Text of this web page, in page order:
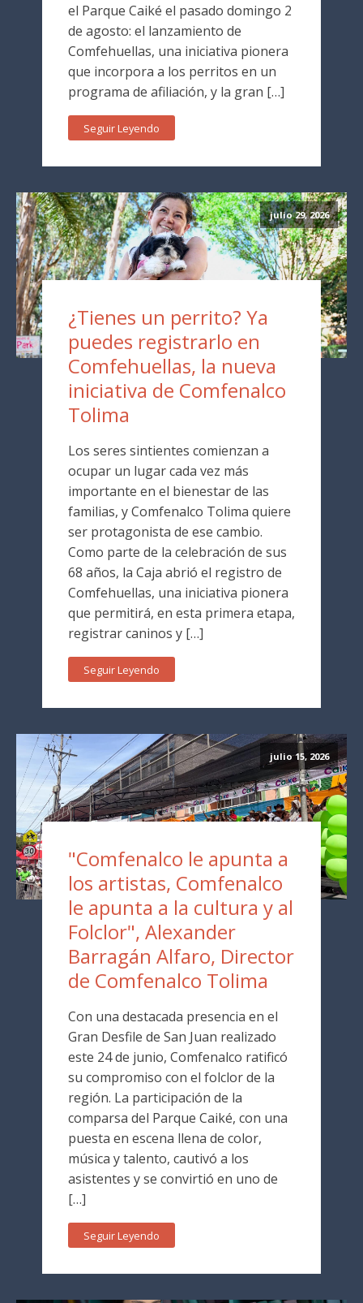
el Parque Caiké el pasado domingo 2
de agosto: el lanzamiento de
Comfehuellas, una iniciativa pionera
que incorpora a los perritos en un
programa de afiliación, y la gran […]
Seguir Leyendo
julio 29, 2026
¿Tienes un perrito? Ya
puedes registrarlo en
Comfehuellas, la nueva
iniciativa de Comfenalco
Tolima
Los seres sintientes comienzan a
ocupar un lugar cada vez más
importante en el bienestar de las
familias, y Comfenalco Tolima quiere
ser protagonista de ese cambio.
Como parte de la celebración de sus
68 años, la Caja abrió el registro de
Comfehuellas, una iniciativa pionera
que permitirá, en esta primera etapa,
registrar caninos y […]
Seguir Leyendo
julio 15, 2026
"Comfenalco le apunta a
los artistas, Comfenalco
le apunta a la cultura y al
Folclor", Alexander
Barragán Alfaro, Director
de Comfenalco Tolima
Con una destacada presencia en el
Gran Desfile de San Juan realizado
este 24 de junio, Comfenalco ratificó
su compromiso con el folclor de la
región. La participación de la
comparsa del Parque Caiké, con una
puesta en escena llena de color,
música y talento, cautivó a los
asistentes y se convirtió en uno de
[…]
Seguir Leyendo